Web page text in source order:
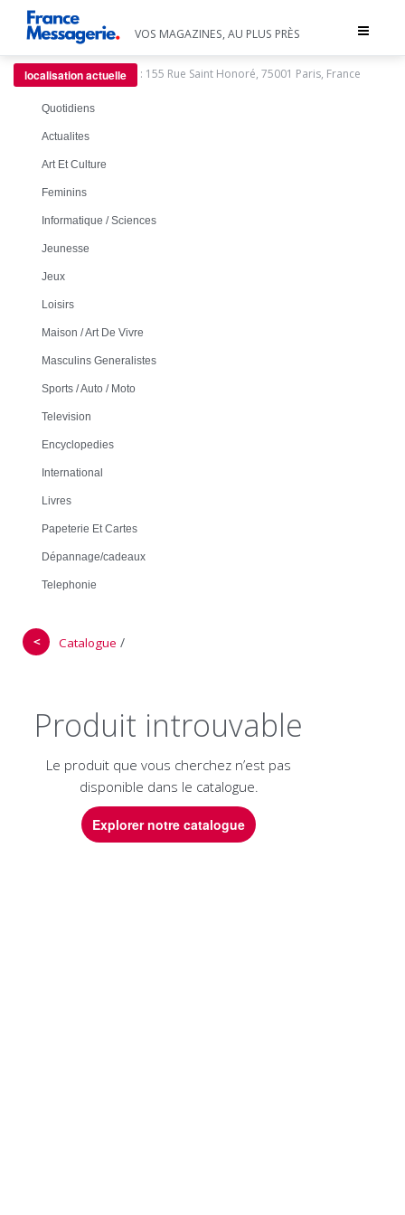
Toggle
VOS MAGAZINES, AU PLUS PRÈS
localisation actuelle : 155 Rue Saint Honoré, 75001 Paris, France
Quotidiens
Actualites
Art Et Culture
Feminins
Informatique / Sciences
Jeunesse
Jeux
Loisirs
Maison / Art De Vivre
Masculins Generalistes
Sports / Auto / Moto
Television
Encyclopedies
International
Livres
Papeterie Et Cartes
Dépannage/cadeaux
Telephonie
＜ Catalogue /
Produit introuvable
Le produit que vous cherchez n’est pas
disponible dans le catalogue.
Explorer notre catalogue